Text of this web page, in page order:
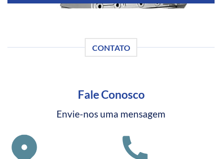
CONTATO
Fale Conosco
Envie-nos uma mensagem